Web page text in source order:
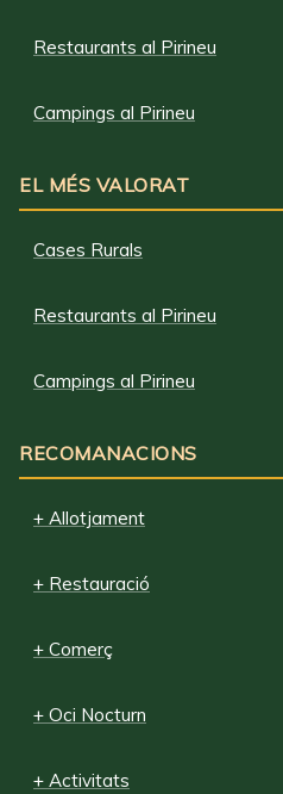
Restaurants al Pirineu
Campings al Pirineu
EL MÉS VALORAT
Cases Rurals
Restaurants al Pirineu
Campings al Pirineu
RECOMANACIONS
+ Allotjament
+ Restauració
+ Comerç
+ Oci Nocturn
+ Activitats